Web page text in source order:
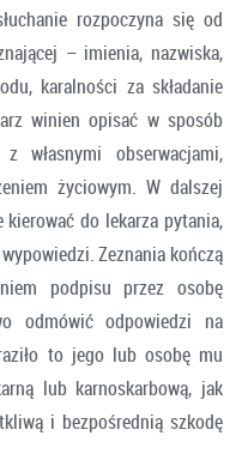
rozpoczyna się od
– imienia, nazwiska,
karalności za składanie
winien opisać w sposób
własnymi obserwacjami,
życiowym. W dalszej
do lekarza pytania,
Zeznania kończą
podpisu przez osobę
odmówić odpowiedzi na
to jego lub osobę mu
lub karnoskarbową, jak
i bezpośrednią szkodę